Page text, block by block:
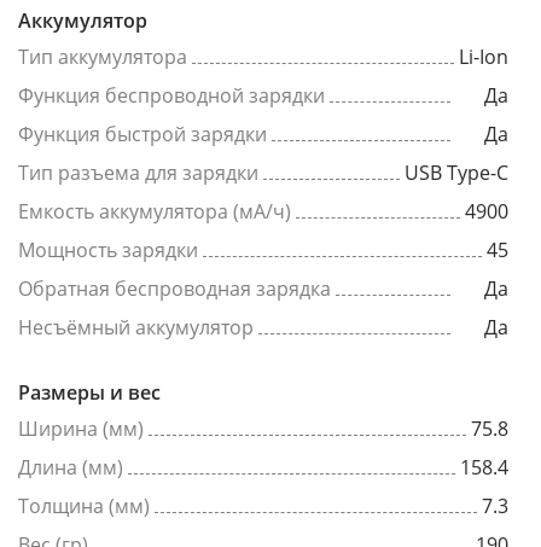
Аккумулятор
Тип аккумулятора
Li-Ion
Функция беспроводной зарядки
Да
Функция быстрой зарядки
Да
Тип разъема для зарядки
USB Type-C
Емкость аккумулятора (мА/ч)
4900
Мощность зарядки
45
Обратная беспроводная зарядка
Да
Несъёмный аккумулятор
Да
Размеры и вес
Ширина (мм)
75.8
Длина (мм)
158.4
Толщина (мм)
7.3